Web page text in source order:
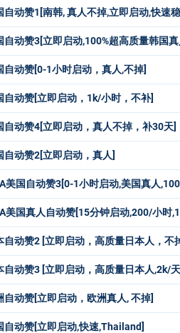
动赞1[南韩, 真人不掉,立即启动,快速
自动赞3[立即启动,100%超高质量韩国
动赞[0-1小时启动，真人,不掉]
动赞[立即启动，1k/小时，不补]
动赞4[立即启动，真人不掉，补30天]
动赞2[立即启动，真人]
美国自动赞3[0-1小时启动,美国真人
美国真人自动赞[15分钟启动,200/小时
自动赞2 [立即启动，高质量日本人，不
自动赞3 [立即启动，高质量日本人,2k/
动赞[立即启动，欧洲真人, 不掉]
动赞[立即启动,快速,Thailand]